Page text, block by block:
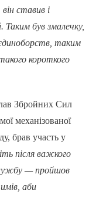
ставив і
Таким був змалечку,
таким
короткого
Збройних Сил
механізованої
брав участь у
після важкого
— пройшов
аби